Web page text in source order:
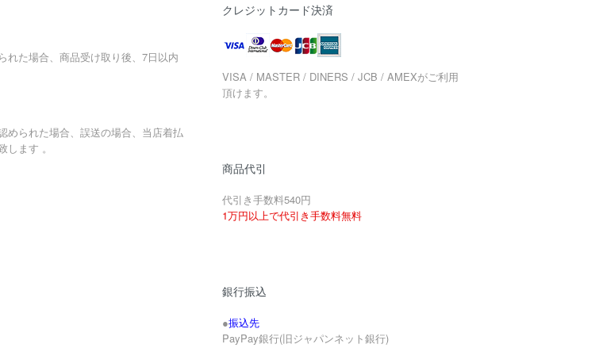
れた場合、商品受け取り後、7日以内
められた場合、誤送の場合、当店着払
します 。
クレジットカード決済
VISA / MASTER / DINERS / JCB / AMEXがご利用
頂けます。
商品代引
代引き手数料540円
1万円以上で代引き手数料無料
銀行振込
●振込先
PayPay銀行(旧ジャパンネット銀行)